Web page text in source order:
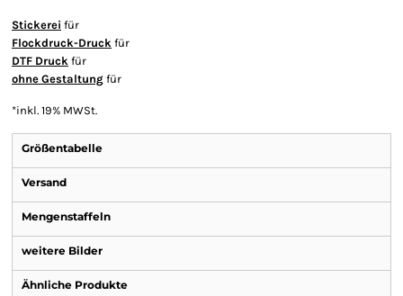
Stickerei für
Flockdruck-Druck für
DTF Druck für
ohne Gestaltung für
*inkl. 19% MWSt.
Größentabelle
Versand
Mengenstaffeln
weitere Bilder
Ähnliche Produkte